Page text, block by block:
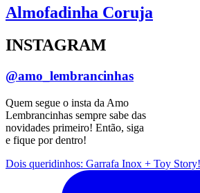
Almofadinha Coruja
INSTAGRAM
@amo_lembrancinhas
Quem segue o insta da Amo
Lembrancinhas sempre sabe das
novidades primeiro! Então, siga
e fique por dentro!
Dois queridinhos: Garrafa Inox + Toy